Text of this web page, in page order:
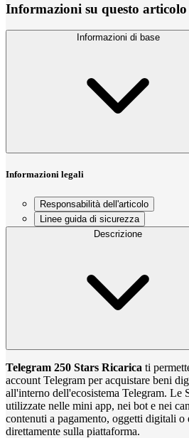
Informazioni su questo articolo
Informazioni di base
Informazioni legali
Responsabilità dell'articolo
Linee guida di sicurezza
Descrizione
Telegram 250 Stars Ricarica ti
account Telegram per acquistare beni
all'interno dell'ecosistema Telegram. Le
utilizzate nelle mini app, nei bot e nei
contenuti a pagamento, oggetti digitali o
direttamente sulla piattaforma.